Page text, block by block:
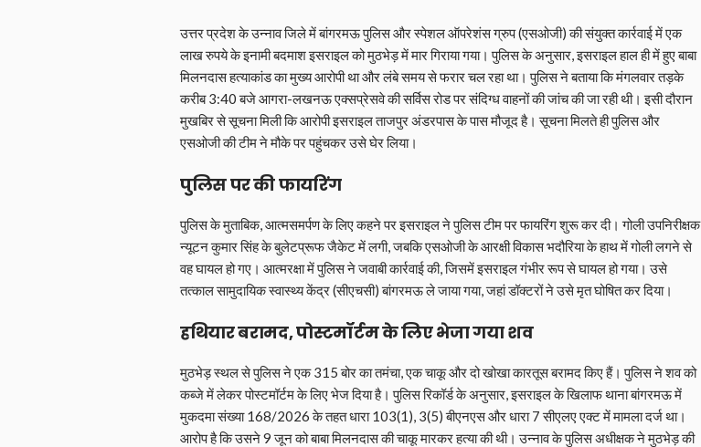
उत्तर प्रदेश के उन्नाव जिले में बांगरमऊ पुलिस और स्पेशल ऑपरेशंस ग्रुप (एसओजी) की संयुक्त कार्रवाई में एक
लाख रुपये के इनामी बदमाश इसराइल को मुठभेड़ में मार गिराया गया। पुलिस के अनुसार, इसराइल हाल ही में हुए बाबा
मिलनदास हत्याकांड का मुख्य आरोपी था और लंबे समय से फरार चल रहा था। पुलिस ने बताया कि मंगलवार तड़के
करीब 3:40 बजे आगरा-लखनऊ एक्सप्रेसवे की सर्विस रोड पर संदिग्ध वाहनों की जांच की जा रही थी। इसी दौरान
मुखबिर से सूचना मिली कि आरोपी इसराइल ताजपुर अंडरपास के पास मौजूद है। सूचना मिलते ही पुलिस और
एसओजी की टीम ने मौके पर पहुंचकर उसे घेर लिया।
पुलिस पर की फायरिंग
पुलिस के मुताबिक, आत्मसमर्पण के लिए कहने पर इसराइल ने पुलिस टीम पर फायरिंग शुरू कर दी। गोली उपनिरीक्षक
न्यूटन कुमार सिंह के बुलेटप्रूफ जैकेट में लगी, जबकि एसओजी के आरक्षी विकास भदौरिया के हाथ में गोली लगने से
वह घायल हो गए। आत्मरक्षा में पुलिस ने जवाबी कार्रवाई की, जिसमें इसराइल गंभीर रूप से घायल हो गया। उसे
तत्काल सामुदायिक स्वास्थ्य केंद्र (सीएचसी) बांगरमऊ ले जाया गया, जहां डॉक्टरों ने उसे मृत घोषित कर दिया।
हथियार बरामद, पोस्टमॉर्टम के लिए भेजा गया शव
मुठभेड़ स्थल से पुलिस ने एक 315 बोर का तमंचा, एक चाकू और दो खोखा कारतूस बरामद किए हैं। पुलिस ने शव को
कब्जे में लेकर पोस्टमॉर्टम के लिए भेज दिया है। पुलिस रिकॉर्ड के अनुसार, इसराइल के खिलाफ थाना बांगरमऊ में
मुकदमा संख्या 168/2026 के तहत धारा 103(1), 3(5) बीएनएस और धारा 7 सीएलए एक्ट में मामला दर्ज था।
आरोप है कि उसने 9 जून को बाबा मिलनदास की चाकू मारकर हत्या की थी। उन्नाव के पुलिस अधीक्षक ने मुठभेड़ की